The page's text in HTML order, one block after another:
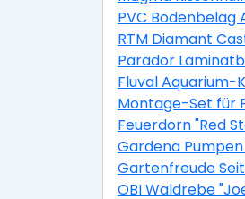
PVC
RTM Diamant
Parador
Fluval Aquarium-
Montage-Set für
Feuerdorn "Red
Gardena
Gartenfreude
OBI Waldrebe